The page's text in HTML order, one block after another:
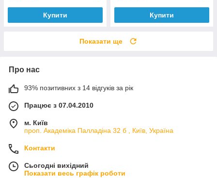
Купити Купити
Показати ще
Про нас
93% позитивних з 14 відгуків за рік
Працює з 07.04.2010
м. Київ
проп. Академіка Палладіна 32 б , Київ, Україна
Контакти
Сьогодні вихідний
Показати весь графік роботи